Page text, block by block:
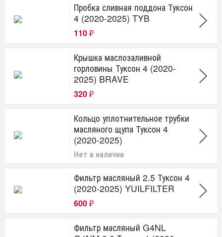
Пробка сливная поддона Туксон
4 (2020-2025) TYB
110 ₽
Крышка маслозаливной
горловины Туксон 4 (2020-
2025) BRAVE
320 ₽
Кольцо уплотнительное трубки
масляного щупа Туксон 4
(2020-2025)
Нет в наличии
Фильтр масляный 2.5 Туксон 4
(2020-2025) YUILFILTER
600 ₽
Фильтр масляный G4NL